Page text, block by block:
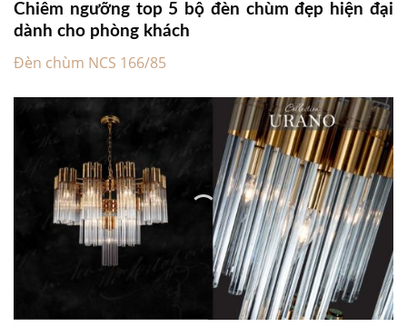
Chiêm ngưỡng top 5 bộ đèn chùm đẹp hiện đại
dành cho phòng khách
Đèn chùm NCS 166/85